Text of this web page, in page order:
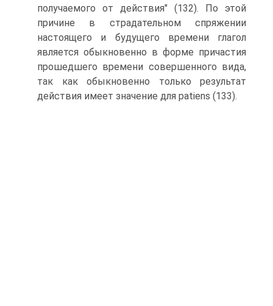
получаемого от действия" (132). По этой
причине в страдательном спряжении
настоящего и будущего времени глагол
является обыкновенно в форме причастия
прошедшего времени совершенного вида,
так как обыкновенно только результат
действия имеет значение для patiens (133).